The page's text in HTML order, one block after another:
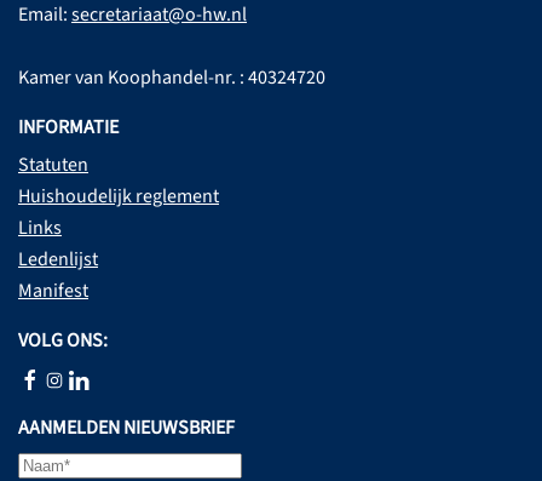
Email:secretariaat@o-hw.nl
Kamer van Koophandel-nr. : 40324720
INFORMATIE
Statuten
Huishoudelijk reglement
Links
Ledenlijst
Manifest
VOLG ONS:
AANMELDEN NIEUWSBRIEF